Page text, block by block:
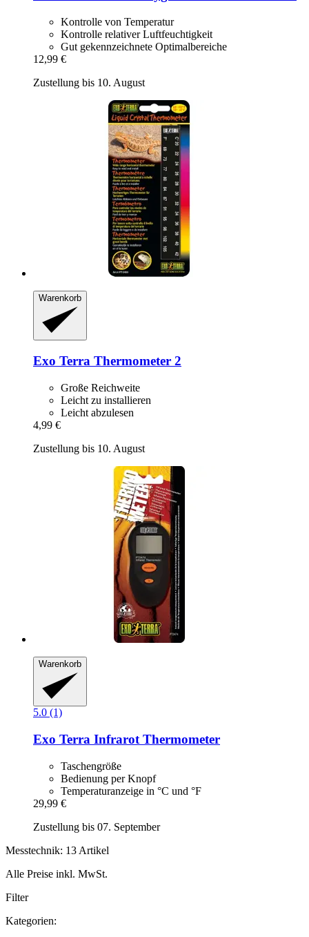
Kontrolle von Temperatur
Kontrolle relativer Luftfeuchtigkeit
Gut gekennzeichnete Optimalbereiche
12,99 €
Zustellung bis 10. August
Warenkorb
Exo Terra Thermometer 2
Große Reichweite
Leicht zu installieren
Leicht abzulesen
4,99 €
Zustellung bis 10. August
Warenkorb
5.0 (1)
Exo Terra Infrarot Thermometer
Taschengröße
Bedienung per Knopf
Temperaturanzeige in °C und °F
29,99 €
Zustellung bis 07. September
Messtechnik: 13 Artikel
Alle Preise inkl. MwSt.
Filter
Kategorien: